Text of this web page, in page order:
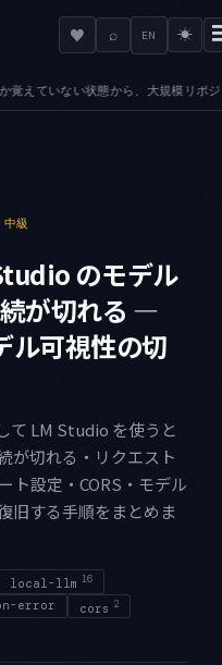
♥ ⌕ EN ☀
ァイルへ辿り着けます AUDIO —
中級
のモデル
が切れる —
ル可視性の切
て LM Studio を使うと
が切れる・リクエスト
ト設定・CORS・モデル
旧する手順をまとめま
local-llm 16
error cors 2